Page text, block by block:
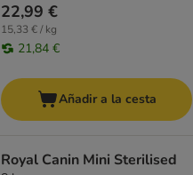
22,99 €
15,33 € / kg
21,84 €
Añadir a la cesta
Royal Canin Mini Sterilised